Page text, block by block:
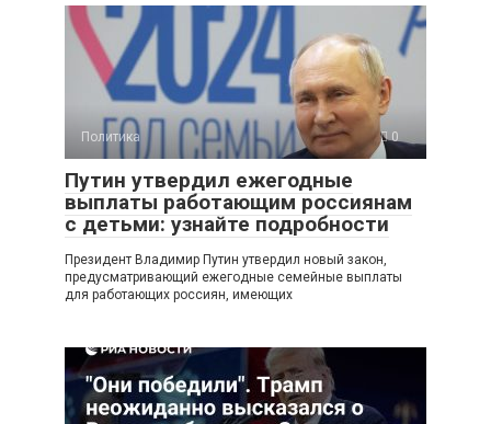
Политика 0
Путин утвердил ежегодные
выплаты работающим россиянам
с детьми: узнайте подробности
Президент Владимир Путин утвердил новый закон,
предусматривающий ежегодные семейные выплаты
для работающих россиян, имеющих